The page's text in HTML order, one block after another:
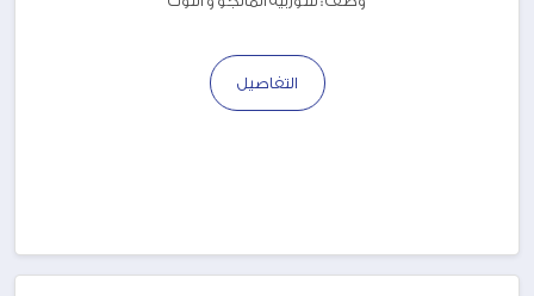
التفاصيل